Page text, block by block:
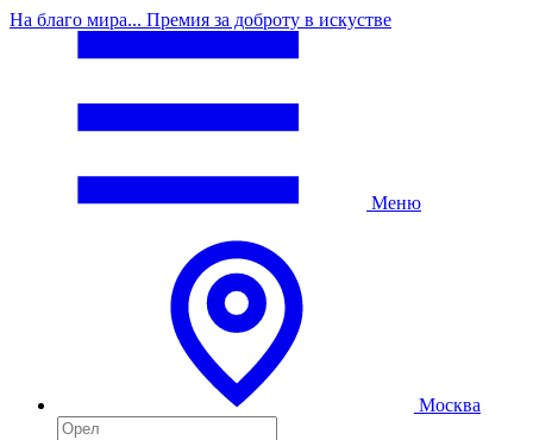
На благо мира... Премия за доброту в искустве
Меню
Москва